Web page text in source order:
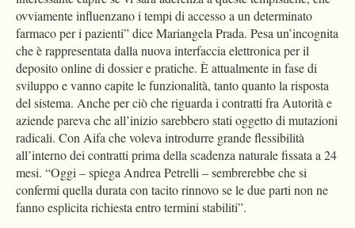
ovviamente influenzano i tempi di accesso a un determinato
farmaco per i pazienti” dice Mariangela Prada. Pesa un’incognita
che è rappresentata dalla nuova interfaccia elettronica per il
deposito online di dossier e pratiche. È attualmente in fase di
sviluppo e vanno capite le funzionalità, tanto quanto la risposta
del sistema. Anche per ciò che riguarda i contratti fra Autorità e
aziende pareva che all’inizio sarebbero stati oggetto di mutazioni
radicali. Con Aifa che voleva introdurre grande flessibilità
all’interno dei contratti prima della scadenza naturale fissata a 24
mesi. “Oggi – spiega Andrea Petrelli – sembrerebbe che si
confermi quella durata con tacito rinnovo se le due parti non ne
fanno esplicita richiesta entro termini stabiliti”.